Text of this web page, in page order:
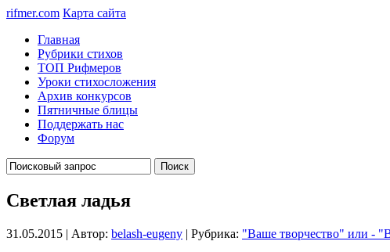
rifmer.com Карта сайта
Главная
Рубрики стихов
ТОП Рифмеров
Уроки стихосложения
Архив конкурсов
Пятничные блицы
Поддержать нас
Форум
Светлая ладья
31.05.2015 | Автор: belash-eugeny | Рубрика: "Ваше творчество" или -